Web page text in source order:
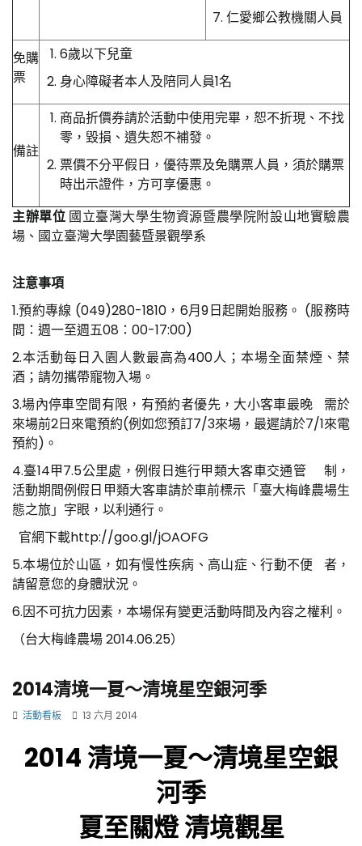
仁愛鄉公教機關人員
免購
票
6歲以下兒童
身心障礙者本人及陪同人員1名
備註
商品折價券請於活動中使用完畢，恕不折現、不找
零，毀損、遺失恕不補發。
票價不分平假日，優待票及免購票人員，須於購票
時出示證件，方可享優惠。
主辦單位 國立臺灣大學生物資源暨農學院附設山地實驗農
場、國立臺灣大學園藝暨景觀學系
注意事項
1.預約專線 (049)280-1810，6月9日起開始服務。 (服務時
間：週一至週五08：00-17:00)
2.本活動每日入園人數最高為400人；本場全面禁煙、禁
酒；請勿攜帶寵物入場。
3.場內停車空間有限，有預約者優先，大小客車最晚 需於
來場前2日來電預約(例如您預訂7/3來場，最遲請於7/1來電
預約)。
4.臺14甲7.5公里處，例假日進行甲類大客車交通管 制，
活動期間例假日甲類大客車請於車前標示「臺大梅峰農場生
態之旅」字眼，以利通行。
官網下載http://goo.gl/jOAOFG
5.本場位於山區，如有慢性疾病、高山症、行動不便 者，
請留意您的身體狀況。
6.因不可抗力因素，本場保有變更活動時間及內容之權利。
（台大梅峰農場 2014.06.25）
2014清境一夏～清境星空銀河季
活動看板 13 六月 2014
2014 清境一夏～清境星空銀
河季
夏至關燈 清境觀星